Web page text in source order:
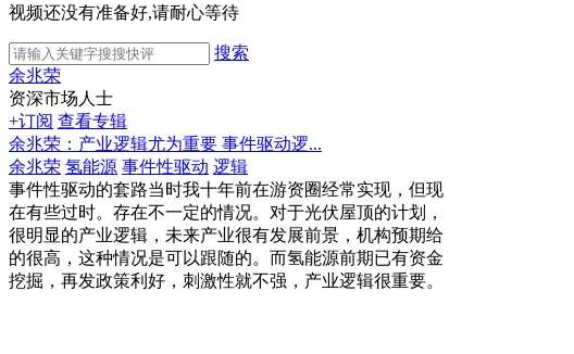
视频还没有准备好,请耐心等待
搜索
余兆荣
资深市场人士
+订阅 查看专辑
余兆荣：产业逻辑尤为重要 事件驱动逻...
余兆荣 氢能源 事件性驱动 逻辑
事件性驱动的套路当时我十年前在游资圈经常实现，但现
在有些过时。存在不一定的情况。对于光伏屋顶的计划，
很明显的产业逻辑，未来产业很有发展前景，机构预期给
的很高，这种情况是可以跟随的。而氢能源前期已有资金
挖掘，再发政策利好，刺激性就不强，产业逻辑很重要。